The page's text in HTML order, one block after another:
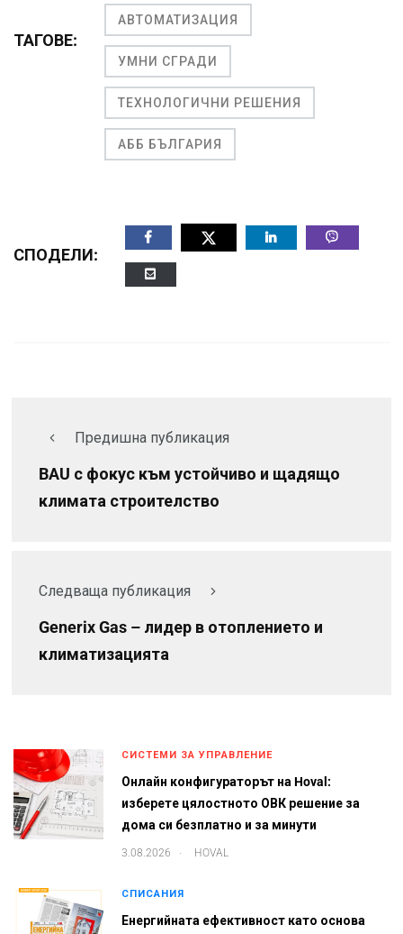
ТАГОВЕ:
АВТОМАТИЗАЦИЯ
УМНИ СГРАДИ
ТЕХНОЛОГИЧНИ РЕШЕНИЯ
АББ БЪЛГАРИЯ
СПОДЕЛИ:
Предишна публикация
BAU с фокус към устойчиво и щадящо
климата строителство
Следваща публикация
Generix Gas – лидер в отоплението и
климатизацията
СИСТЕМИ ЗА УПРАВЛЕНИЕ
Онлайн конфигураторът на Hoval:
изберете цялостното ОВК решение за
дома си безплатно и за минути
3.08.2026 . HOVAL
СПИСАНИЯ
Енергийната ефективност като основа